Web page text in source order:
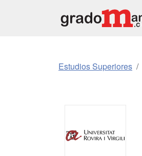
Estudios Superiores